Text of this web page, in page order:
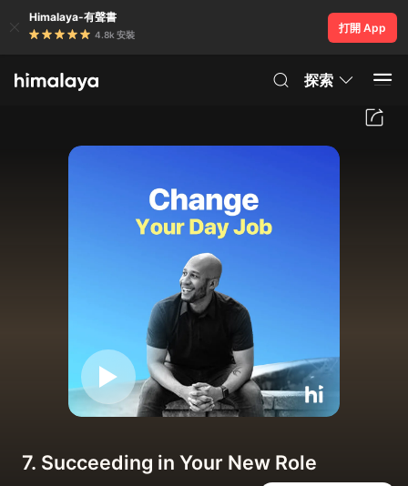
Himalaya-有聲書
4.8k 安裝
打開 App
探索
7. Succeeding in Your New Role